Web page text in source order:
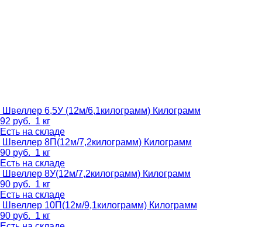
Швеллер 6,5У (12м/6,1килограмм) Килограмм
92 руб. 1 кг
Есть на складе
Швеллер 8П(12м/7,2килограмм) Килограмм
90 руб. 1 кг
Есть на складе
Швеллер 8У(12м/7,2килограмм) Килограмм
90 руб. 1 кг
Есть на складе
Швеллер 10П(12м/9,1килограмм) Килограмм
90 руб. 1 кг